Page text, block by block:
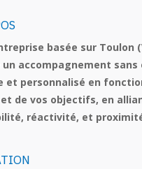
basée sur Toulon
un accompagnement
et personnalisé en
de vos objectifs, en
réactivité, et